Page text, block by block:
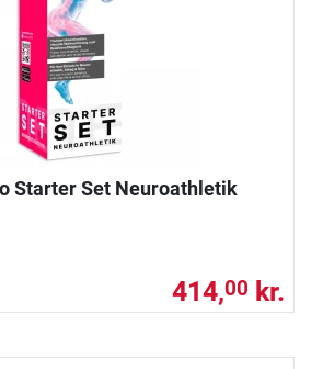
Starter Set Neuroathletik
414,00 kr.